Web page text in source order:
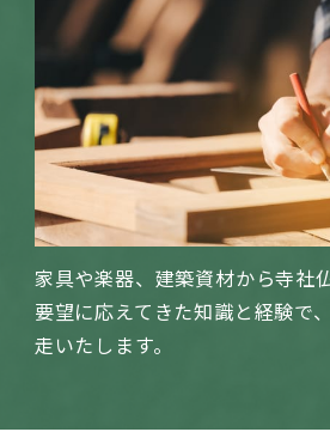
家具や楽器、建築資材から寺社
要望に応えてきた知識と経験で
走いたします。